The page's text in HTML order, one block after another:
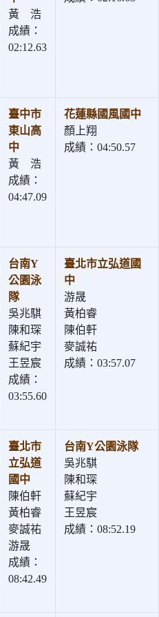
黃 浩
成績：
02:12.63
臺中市
東山高
中
黃 浩
成績：
04:47.09
花蓮縣國風國中
顏上翔
成績：04:50.57
台南Y
公園泳
隊
吳兆騏
陳和琛
蘇紀宇
王昱宸
成績：
03:55.60
臺北市立弘道國
中
游晟
黃柏睿
陳伯軒
麥誠祐
成績：03:57.07
臺北市
立弘道
國中
陳伯軒
黃柏睿
麥誠祐
游晟
成績：
08:42.49
台南Y公園泳隊
吳兆騏
陳和琛
蘇紀宇
王昱宸
成績：08:52.19